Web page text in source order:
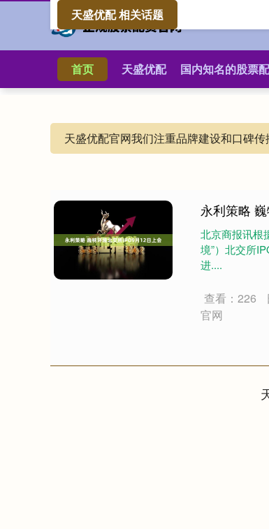
首页 天盛优配 国内知名的股票
天盛优配官网我们注重品牌建设和口碑
天盛优配 相关话题
永利策略
北京商报讯根
境”）北交所
进....
查看：226
官网